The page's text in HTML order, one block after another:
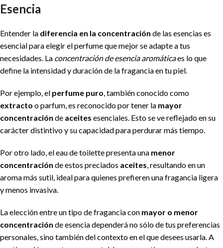
Esencia
Entender la diferencia en la concentración de las esencias es
esencial para elegir el perfume que mejor se adapte a tus
necesidades. La concentración de esencia aromáticaes lo que
define la intensidad y duración de la fragancia en tu piel.
Por ejemplo, el perfume puro , también conocido como
extracto o parfum, es reconocido por tener la mayor
concentración de aceites esenciales. Esto se ve reflejado en su
carácter distintivo y su capacidad para perdurar más tiempo.
Por otro lado, el eau de toilette presenta una menor
concentración de estos preciados aceites , resultando en un
aroma más sutil, ideal para quienes prefieren una fragancia ligera
y menos invasiva.
La elección entre un tipo de fragancia con mayor o menor
concentración de esencia dependerá no sólo de tus preferencias
personales, sino también del contexto en el que desees usarla. A